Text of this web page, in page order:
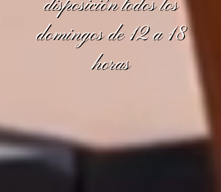
disposición todos los
domingos de 12 a 18
horas